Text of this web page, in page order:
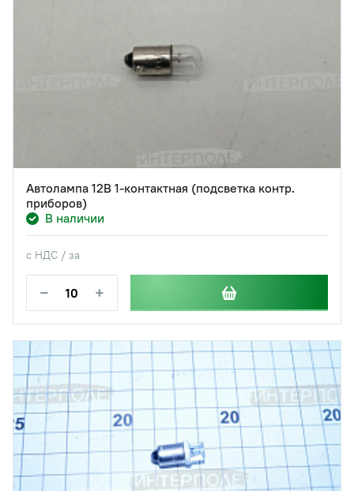
Автолампа 12В 1-контактная (подсветка контр.
приборов)
В наличии
с НДС / за
− +